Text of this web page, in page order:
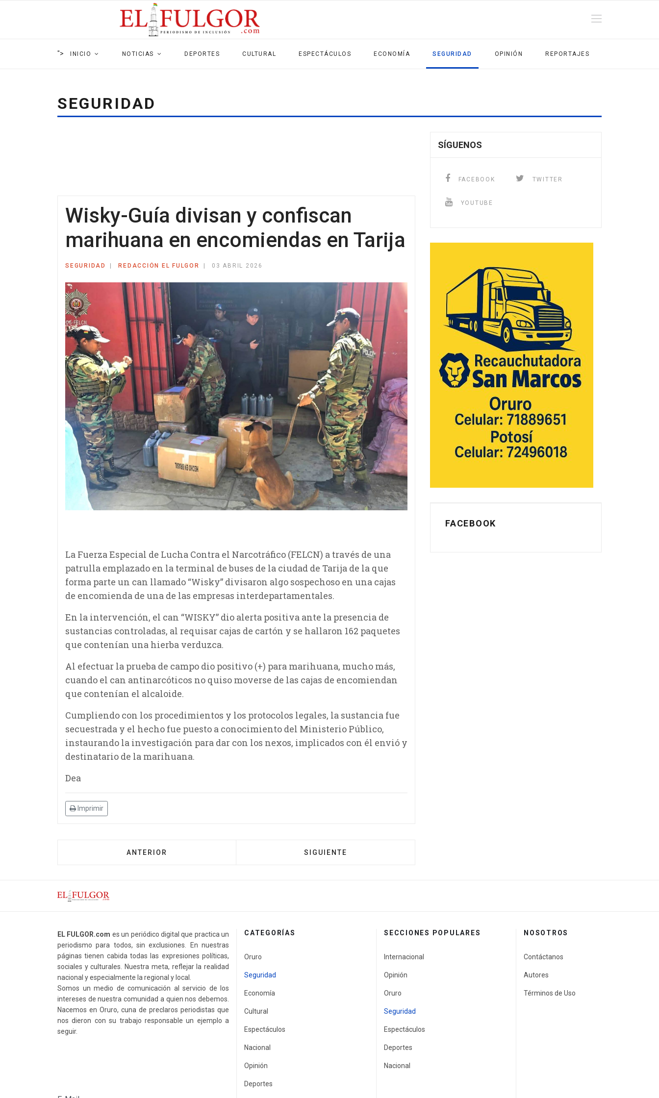
"> INICIO NOTICIAS DEPORTES CULTURAL ESPECTÁCULOS ECONOMÍA SEGURIDAD OPINIÓN REPORTAJES
SEGURIDAD
Wisky-Guía divisan y confiscan
marihuana en encomiendas en Tarija
SEGURIDAD REDACCIÓN EL FULGOR 03 ABRIL 2026
La Fuerza Especial de Lucha Contra el Narcotráfico (FELCN) a través de una
patrulla emplazado en la terminal de buses de la ciudad de Tarija de la que
forma parte un can llamado “Wisky” divisaron algo sospechoso en una cajas
de encomienda de una de las empresas interdepartamentales.
En la intervención, el can “WISKY” dio alerta positiva ante la presencia de
sustancias controladas, al requisar cajas de cartón y se hallaron 162 paquetes
que contenían una hierba verduzca.
Al efectuar la prueba de campo dio positivo (+) para marihuana, mucho más,
cuando el can antinarcóticos no quiso moverse de las cajas de encomiendan
que contenían el alcaloide.
Cumpliendo con los procedimientos y los protocolos legales, la sustancia fue
secuestrada y el hecho fue puesto a conocimiento del Ministerio Público,
instaurando la investigación para dar con los nexos, implicados con él envió y
destinatario de la marihuana.
Dea
Imprimir
ANTERIOR SIGUIENTE
SÍGUENOS
FACEBOOK TWITTER
YOUTUBE
FACEBOOK
EL FULGOR.com es un periódico digital que practica un
periodismo para todos, sin exclusiones. En nuestras
páginas tienen cabida todas las expresiones políticas,
sociales y culturales. Nuestra meta, reflejar la realidad
nacional y especialmente la regional y local.
Somos un medio de comunicación al servicio de los
intereses de nuestra comunidad a quien nos debemos.
Nacemos en Oruro, cuna de preclaros periodistas que
nos dieron con su trabajo responsable un ejemplo a
seguir.
CATEGORÍAS
Oruro
Seguridad
Economía
Cultural
Espectáculos
Nacional
Opinión
Deportes
SECCIONES POPULARES
Internacional
Opinión
Oruro
Seguridad
Espectáculos
Deportes
Nacional
NOSOTROS
Contáctanos
Autores
Términos de Uso